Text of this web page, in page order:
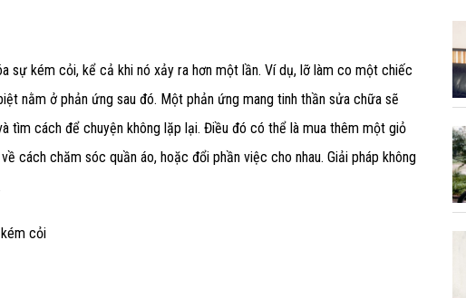
sự kém cỏi, kể cả khi nó xảy ra hơn một lần. Ví dụ, lỡ làm co một chiếc
nằm ở phản ứng sau đó. Một phản ứng mang tinh thần sửa chữa sẽ
tìm cách để chuyện không lặp lại. Điều đó có thể là mua thêm một giỏ
cách chăm sóc quần áo, hoặc đổi phần việc cho nhau. Giải pháp không
cỏi